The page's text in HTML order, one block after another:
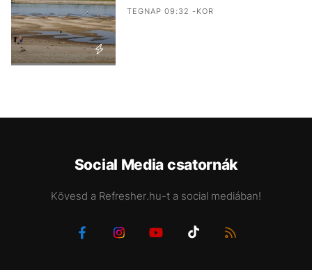
TEGNAP 09:32 -KOR
Social Media csatornák
Kövesd a Refresher.hu-t a social mediában!